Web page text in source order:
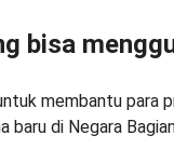
bisa
membantu para
baru di Negara